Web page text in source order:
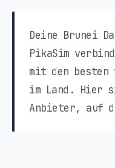
Deine Brunei
PikaSim
mit den besten
im Land. Hier
Anbieter, auf